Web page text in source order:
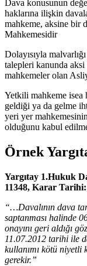
Dava konusunun
haklarına ilişkin
mahkeme, aksine bir
Mahkemesidir
Dolayısıyla
talepleri kanunda aksi
mahkemeler olan
Yetkili mahkeme isea
geldiği ya da gelme
yeri yer
olduğunu kabul
Örnek
Yargıtay 1.Hukuk
11348, Karar Tarihi:
“…Davalının dava
saptanması halinde
onayını geri aldığı
11.07.2012 tarihi ile
kullanımı kötü
gerekir.”